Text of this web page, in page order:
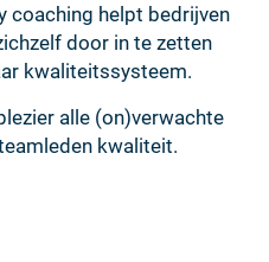
coaching helpt bedrijven
door in te zetten
kwaliteitssysteem.
alle (on)verwachte
kwaliteit.